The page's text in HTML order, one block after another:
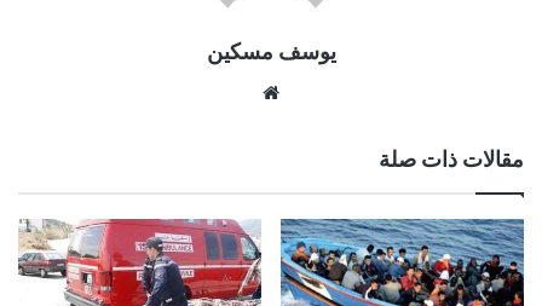
يوسف مسكين
مقالات ذات صلة